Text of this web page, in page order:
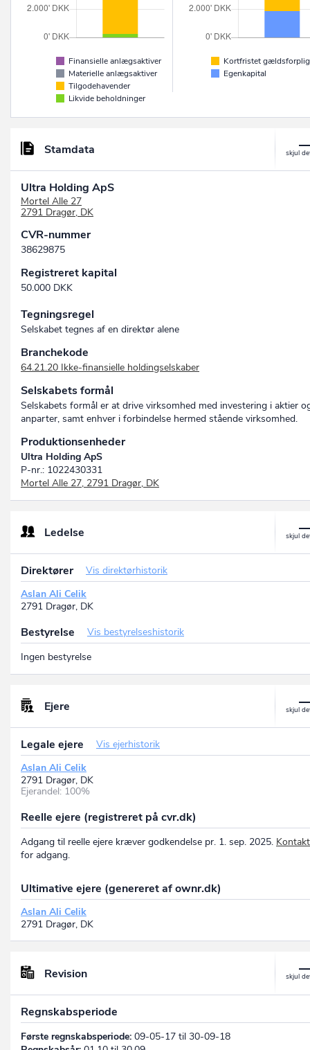
Finansielle anlægsaktiver
Materielle anlægsaktiver
Tilgodehavender
Likvide beholdninger
Kortfristet
Egenkapital
Stamdata
Ultra Holding ApS
Mortel Alle 27
2791 Dragør, DK
CVR-nummer
38629875
Registreret kapital
50.000 DKK
Tegningsregel
Selskabet tegnes af en direktør alene
Branchekode
64.21.20 Ikke-finansielle holdingselskaber
Selskabets formål
Selskabets formål er at drive virksomhed med investering i aktier
anparter, samt enhver i forbindelse hermed stående virksomhed.
Produktionsenheder
Ultra Holding ApS
P-nr.: 1022430331
Mortel Alle 27, 2791 Dragør, DK
Ledelse
Direktører
Vis direktørhistorik
Aslan Ali Celik
2791 Dragør, DK
Bestyrelse
Vis bestyrelseshistorik
Ingen bestyrelse
Ejere
Legale ejere
Vis ejerhistorik
Aslan Ali Celik
2791 Dragør, DK
Ejerandel: 100%
Reelle ejere (registreret på cvr.dk)
Adgang til reelle ejere kræver godkendelse pr. 1. sep. 2025.
for adgang.
Ultimative ejere (genereret af ownr.dk)
Aslan Ali Celik
2791 Dragør, DK
Revision
Regnskabsperiode
Første regnskabsperiode: 09-05-17 til 30-09-18